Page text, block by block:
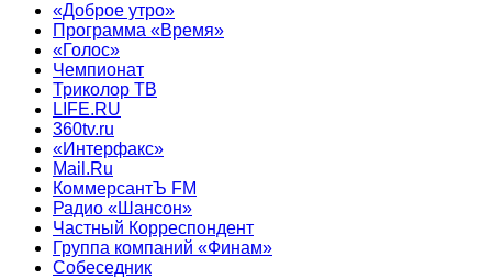
«Доброе утро»
Программа «Время»
«Голос»
Чемпионат
Триколор ТВ
LIFE.RU
360tv.ru
«Интерфакс»
Mail.Ru
КоммерсантЪ FM
Радио «Шансон»
Частный Корреспондент
Группа компаний «Финам»
Собеседник